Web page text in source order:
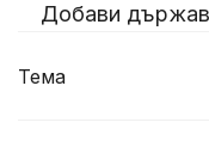
Добави
Тема